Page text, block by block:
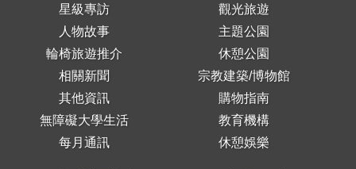
星級專訪
人物故事
輪椅旅遊推介
相關新聞
其他資訊
無障礙大學生活
每月通訊
觀光旅遊
主題公園
休憩公園
宗教建築/博物館
購物指南
教育機構
休憩娛樂